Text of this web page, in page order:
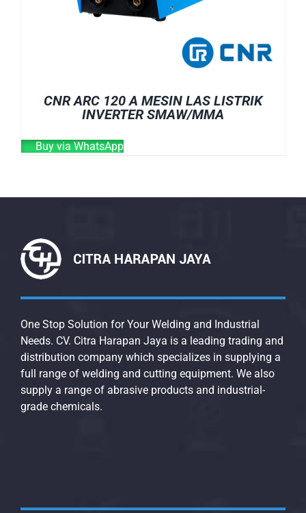
CNR ARC 120 A MESIN LAS LISTRIK
INVERTER SMAW/MMA
Buy via WhatsApp
One Stop Solution for Your Welding and Industrial
Needs. CV. Citra Harapan Jaya is a leading trading and
distribution company which specializes in supplying a
full range of welding and cutting equipment. We also
supply a range of abrasive products and industrial-
grade chemicals.